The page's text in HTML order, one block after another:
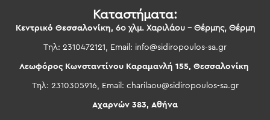
Καταστήματα:
Κεντρικό Θεσσαλονίκη, 6ο χλμ. Χαριλάου – Θέρμης, Θέρμη
Τηλ: 2310472121, Email: info@sidiropoulos-sa.gr
Λεωφόρος Κωνσταντίνου Καραμανλή 155, Θεσσαλονίκη
Τηλ: 2310305916, Email: charilaou@sidiropoulos-sa.gr
Αχαρνών 383, Αθήνα